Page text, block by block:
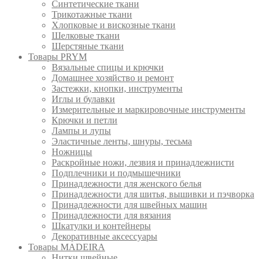
Синтетические ткани
Трикотажные ткани
Хлопковые и вискозные ткани
Шелковые ткани
Шерстяные ткани
Товары PRYM
Вязальные спицы и крючки
Домашнее хозяйство и ремонт
Застежки, кнопки, инструменты
Иглы и булавки
Измерительные и маркировочные инструменты
Крючки и петли
Лампы и лупы
Эластичные ленты, шнуры, тесьма
Ножницы
Раскройные ножи, лезвия и принадлежнисти
Подплечники и подмышечники
Принадлежности для женского белья
Принадлежности для шитья, вышивки и пэчворка
Принадлежности для швейных машин
Принадлежности для вязания
Шкатулки и контейнеры
Декоративные аксессуары
Товары MADEIRA